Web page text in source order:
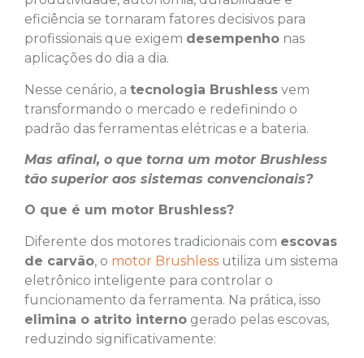
eficiência se tornaram fatores decisivos para
profissionais que exigem desempenho nas
aplicações do dia a dia.
Nesse cenário, a tecnologia Brushless vem
transformando o mercado e redefinindo o
padrão das ferramentas elétricas e a bateria.
Mas afinal, o que torna um motor Brushless
tão superior aos sistemas convencionais?
O que é um motor Brushless?
Diferente dos motores tradicionais com escovas
de carvão, o motor Brushless utiliza um sistema
eletrônico inteligente para controlar o
funcionamento da ferramenta. Na prática, isso
elimina o atrito interno gerado pelas escovas,
reduzindo significativamente: